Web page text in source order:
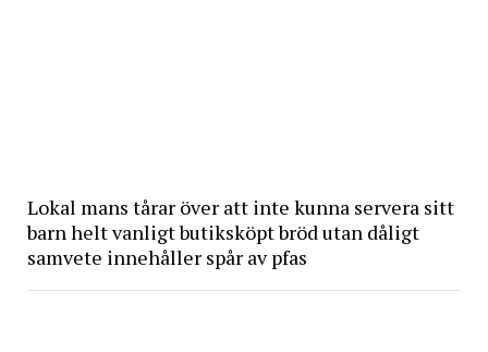
Lokal mans tårar över att inte kunna servera sitt
barn helt vanligt butiksköpt bröd utan dåligt
samvete innehåller spår av pfas